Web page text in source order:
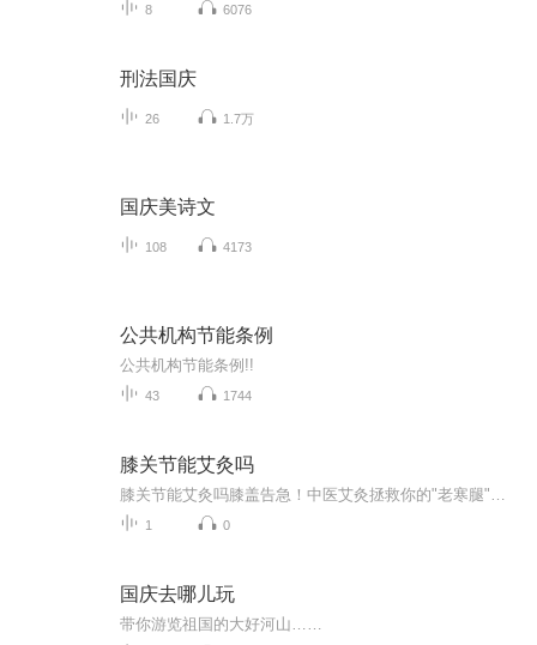
8 6076
刑法国庆
26 1.7万
国庆美诗文
108 4173
公共机构节能条例
公共机构节能条例!!
43 1744
膝关节能艾灸吗
1 0
国庆去哪儿玩
带你游览祖国的大好河山……